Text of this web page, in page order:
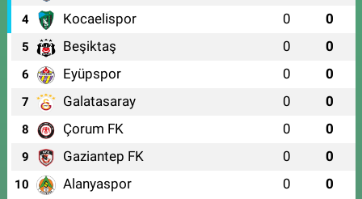
4 Kocaelispor 0 0
5 Beşiktaş 0 0
6 Eyüpspor 0 0
7 Galatasaray 0 0
8 Çorum FK 0 0
9 Gaziantep FK 0 0
10 Alanyaspor 0 0